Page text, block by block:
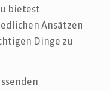
bietest
Ansätzen
Dinge zu